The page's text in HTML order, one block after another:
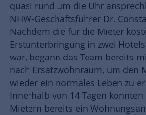
quasi rund um die Uhr
NHW-Geschäftsführer Dr.
Nachdem die für die Mieter
Erstunterbringung in zwei
war, begann das Team bereits
nach Ersatzwohnraum, um den
wieder ein normales Leben zu
Innerhalb von 14 Tagen
Mietern bereits ein